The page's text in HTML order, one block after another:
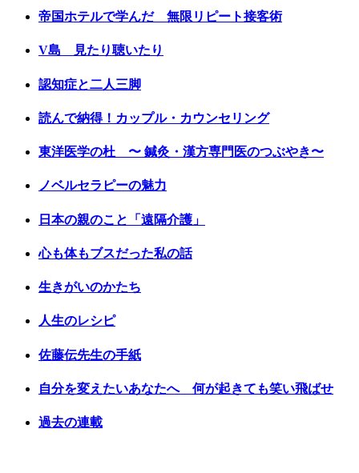
帝国ホテルで学んだ 無限リピート接客術
V島 見たり聴いたり
認知症と二人三脚
読んで納得！カップル・カウンセリング
東洋医学の杜 〜 鍼灸・漢方専門医のつぶやき〜
ノベルセラピーの魅力
日本の親のこと「遠隔介護」
心も体もブスだった私の話
生きがいのかたち
人生のレシピ
佐藤伝先生の手紙
自分を変えたいあなたへ 何が起きても笑い飛ばせ
過去の連載